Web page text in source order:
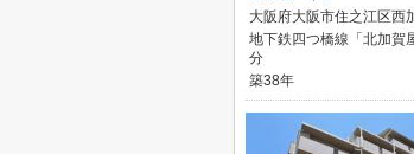
大阪府大阪市住之江区西
地下鉄四つ橋線「北加賀
分
築38年